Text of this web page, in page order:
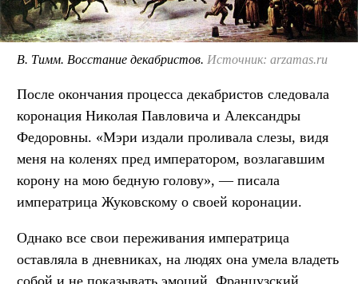
В. Тимм. Восстание декабристов. Источник: arzamas.ru
После окончания процесса декабристов следовала
коронация Николая Павловича и Александры
Федоровны. «Мэри издали проливала слезы, видя
меня на коленях пред императором, возлагавшим
корону на мою бедную голову», — писала
императрица Жуковскому о своей коронации.
Однако все свои переживания императрица
оставляла в дневниках, на людях она умела владеть